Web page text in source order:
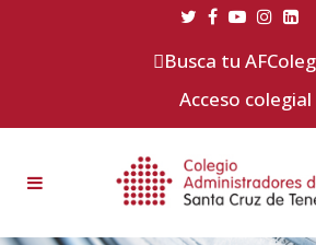
Busca tu
Acceso colegial